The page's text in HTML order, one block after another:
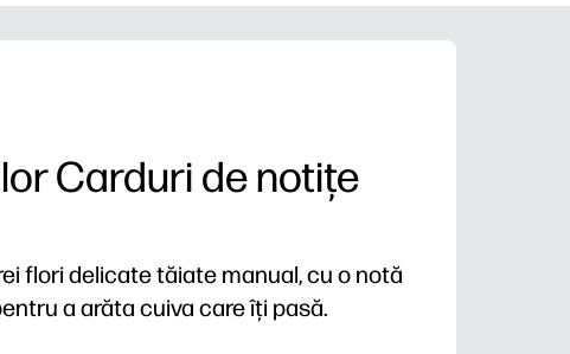
Imprimante
Carduri de notițe
flori delicate tăiate manual, cu o notă
a arăta cuiva care îți pasă.